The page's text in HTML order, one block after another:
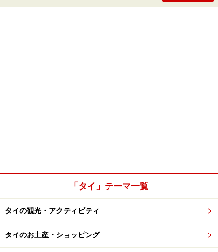
「タイ」テーマ一覧
タイの観光・アクティビティ
タイのお土産・ショッピング